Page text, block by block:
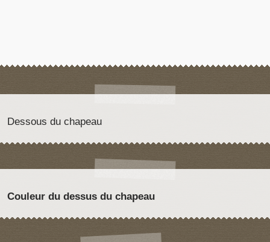
Dessous du chapeau
Couleur du dessus du chapeau